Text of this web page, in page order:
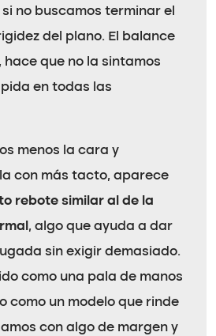
si no buscamos terminar el
del plano. El balance
hace que no la sintamos
en todas las
menos la cara y
con más tacto, aparece
rebote similar al de la
, algo que ayuda a dar
sin exigir demasiado.
como una pala de manos
como un modelo que rinde
con algo de margen y